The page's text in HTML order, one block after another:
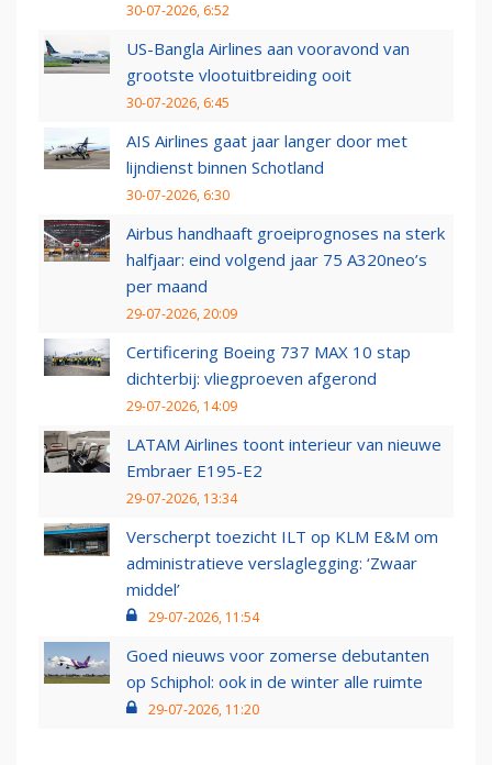
30-07-2026, 6:52
US-Bangla Airlines aan vooravond van
grootste vlootuitbreiding ooit
30-07-2026, 6:45
AIS Airlines gaat jaar langer door met
lijndienst binnen Schotland
30-07-2026, 6:30
Airbus handhaaft groeiprognoses na sterk
halfjaar: eind volgend jaar 75 A320neo’s
per maand
29-07-2026, 20:09
Certificering Boeing 737 MAX 10 stap
dichterbij: vliegproeven afgerond
29-07-2026, 14:09
LATAM Airlines toont interieur van nieuwe
Embraer E195-E2
29-07-2026, 13:34
Verscherpt toezicht ILT op KLM E&M om
administratieve verslaglegging: ‘Zwaar
middel’
29-07-2026, 11:54
Goed nieuws voor zomerse debutanten
op Schiphol: ook in de winter alle ruimte
29-07-2026, 11:20